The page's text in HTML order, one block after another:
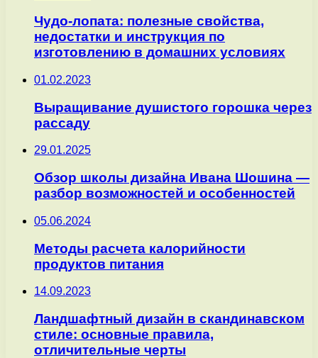
Чудо-лопата: полезные свойства,
недостатки и инструкция по
изготовлению в домашних условиях
01.02.2023
Выращивание душистого горошка через
рассаду
29.01.2025
Обзор школы дизайна Ивана Шошина —
разбор возможностей и особенностей
05.06.2024
Методы расчета калорийности
продуктов питания
14.09.2023
Ландшафтный дизайн в скандинавском
стиле: основные правила,
отличительные черты